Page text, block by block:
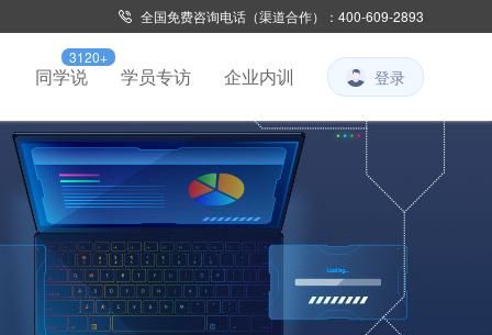
全国免费咨询电话（渠道合作）：400-609-2893
同学说
3120+
学员专访 企业内训 登录